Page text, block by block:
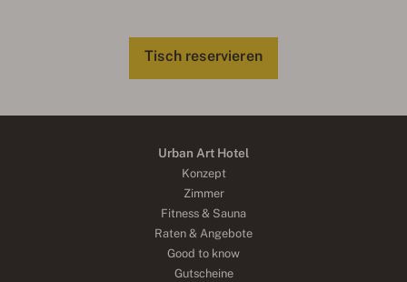
Tisch reservieren
Urban Art Hotel
Konzept
Zimmer
Fitness & Sauna
Raten & Angebote
Good to know
Gutscheine